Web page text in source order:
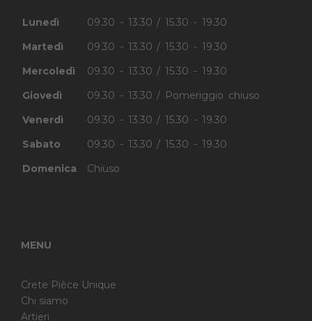
Lunedì
09.30 - 13.30 / 15.30 - 19.30
Martedì
09.30 - 13.30 / 15.30 - 19.30
Mercoledì
09.30 - 13.30 / 15.30 - 19.30
Giovedì
09.30 - 13.30 / Pomeriggio chiuso
Venerdì
09.30 - 13.30 / 15.30 - 19.30
Sabato
09.30 - 13.30 / 15.30 - 19.30
Domenica
Chiuso
MENU
Crete Pièce Unique
Chi siamo
Artieri